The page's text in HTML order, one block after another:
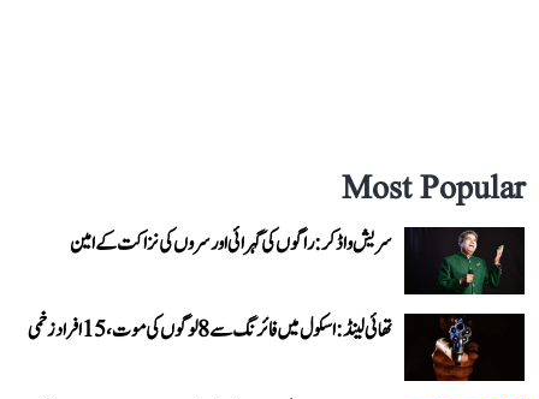
Most Popular
سریش واڈکر: راگوں کی گہرائی اور سروں کی نزاکت کے امین
تھائی لینڈ: اسکول میں فائرنگ سے 8 لوگوں کی موت، 15 افراد زخمی